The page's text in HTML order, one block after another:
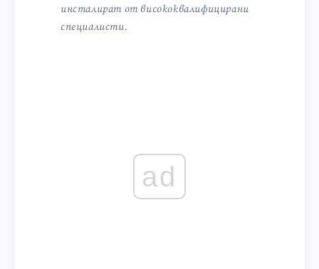
инсталират от висококвалифицирани
специалисти.
ad